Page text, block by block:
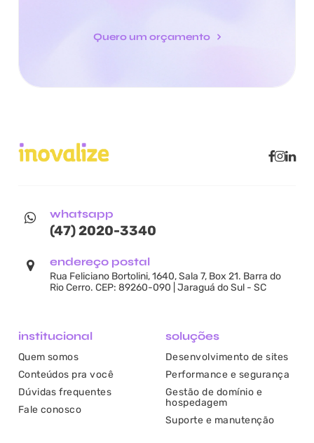
Quero um orçamento
whatsapp
(47) 2020-3340
endereço postal
Rua Feliciano Bortolini, 1640, Sala 7, Box 21. Barra do
Rio Cerro. CEP: 89260-090 | Jaraguá do Sul - SC
institucional
Quem somos
Conteúdos pra você
Dúvidas frequentes
Fale conosco
soluções
Desenvolvimento de sites
Performance e segurança
Gestão de domínio e
hospedagem
Suporte e manutenção